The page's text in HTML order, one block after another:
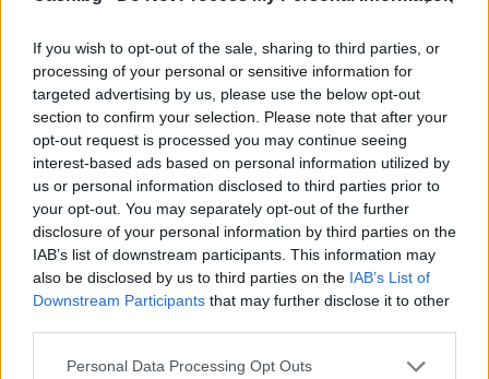
If you wish to opt-out of the sale, sharing to third parties, or
processing of your personal or sensitive information for
targeted advertising by us, please use the below opt-out
section to confirm your selection. Please note that after your
opt-out request is processed you may continue seeing
interest-based ads based on personal information utilized by
us or personal information disclosed to third parties prior to
your opt-out. You may separately opt-out of the further
disclosure of your personal information by third parties on the
IAB’s list of downstream participants. This information may
also be disclosed by us to third parties on the IAB’s List of
Downstream Participants that may further disclose it to other
Personal Data Processing Opt Outs
Древен храм на почти 900 години
откриха под кафене за сладолед в
Полша
07.08.2026 / 16:00